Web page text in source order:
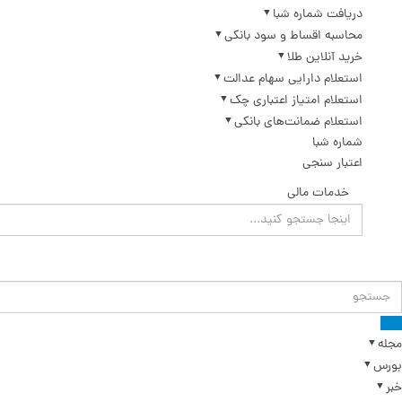
دریافت شماره شبا
محاسبه اقساط و سود بانکی
خرید آنلاین طلا
استعلام دارایی سهام عدالت
استعلام امتیاز اعتباری چک
استعلام ضمانت‌های بانکی
شماره شبا
اعتبار سنجی
خدمات مالی
مجله
بورس
خبر